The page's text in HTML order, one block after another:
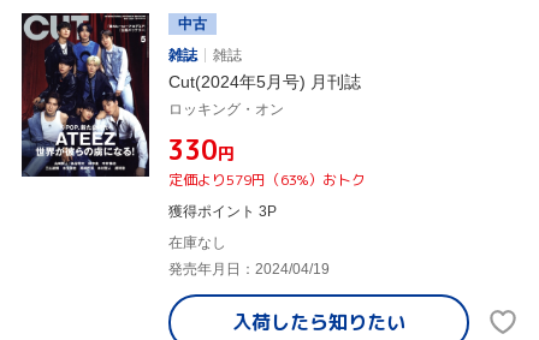
中古
雑誌
雑誌
Cut(2024年5月号) 月刊誌
ロッキング・オン
¥330円
定価より579円（63%）おトク
獲得ポイント 3P
在庫なし
発売年月日：2024/04/19
入荷したら知りたい